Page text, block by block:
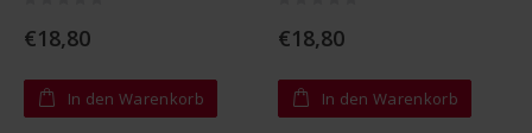
€18,80
In den Warenkorb
€18,80
In den Warenkorb